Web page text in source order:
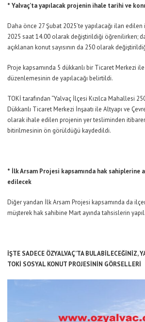
* Yalvaç’ta yapılacak projenin ihale tarihi ve
Daha önce 27 Şubat 2025’te yapılacağı ilan
2025 saat 14.00 olarak değiştirildiği öğrenilirken;
açıklanan konut sayısının da 250 olarak
Proje kapsamında 5 dükkanlı bir Ticaret Merkezi
düzenlemesinin de yapılacağı belirtildi.
TOKİ tarafından “Yalvaç İlçesi Kızılca Mahallesi
Dükkanlı Ticaret Merkezi İnşaatı ile Altyapı ve
olarak ihale edilen projenin yer tesliminden
bitirilmesinin ön görüldüğü kaydedildi.
* İlk Arsam Projesi kapsamında hak sahiplerine
edilecek
Diğer yandan İlk Arsam Projesi kapsamında da
müşterek hak sahibine Mart ayında tahsislerin
İŞTE SADECE ÖZYALVAÇ’TA BULABİLECEĞİNİZ,
TOKİ SOSYAL KONUT PROJESİNİN GÖRSELLERİ